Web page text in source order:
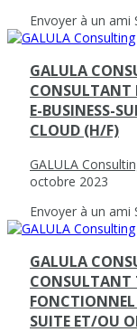
Envoyer à un ami
GALULA
CONSULTANT
E-BUSINESS-
CLOUD (H/F)
GALULA
octobre 2023
Envoyer à un ami
GALULA
CONSULTANT
FONCTIONNEL
SUITE ET/OU